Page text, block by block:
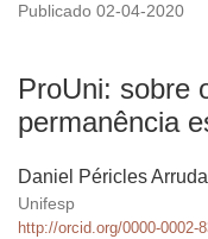
ProUni: sobre
permanência
Publicado 02-04-2020
Daniel Péricles Arruda
Unifesp
http://orcid.org/0000-0002-